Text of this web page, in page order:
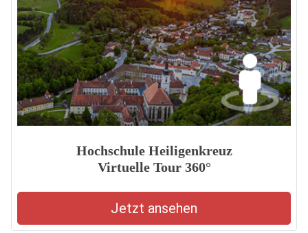
Hochschule Heiligenkreuz
Virtuelle Tour 360°
Jetzt ansehen